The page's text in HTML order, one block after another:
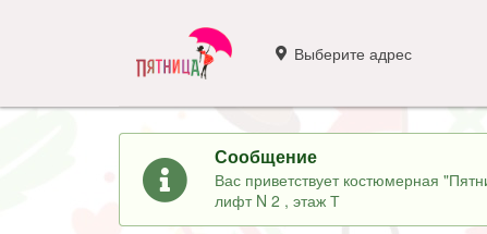
Выберите адрес
Сообщение
Вас приветствует костюмерная
лифт N 2 , этаж Т